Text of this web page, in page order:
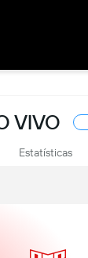
VIVO
Estatísticas